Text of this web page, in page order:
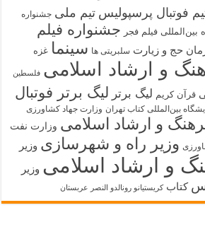
فوتبال پرسپولیس تیم ملی جشنواره
بین‌المللی فیلم فجر جشنواره فیلم
حج و زیارت سلبریتی ها سینما غزه
و ارشاد اسلامی فلسطین
قرآن کریم لیگ برتر لیگ برتر فوتبال
بین‌المللی کتاب تهران وزارت جهاد کشاورزی
و ارشاد اسلامی وزارت نفت
وزیر راه و شهرسازی وزیر
و ارشاد اسلامی وزیر
کتاب کریستیانو رونالدو النصر عربستان